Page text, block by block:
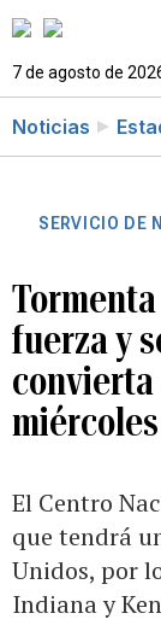
7 de agosto de
Noticias
SERVICIO DE
fuerza y
convierta
miércoles
El Centro
que tendrá
Unidos, por
Indiana y